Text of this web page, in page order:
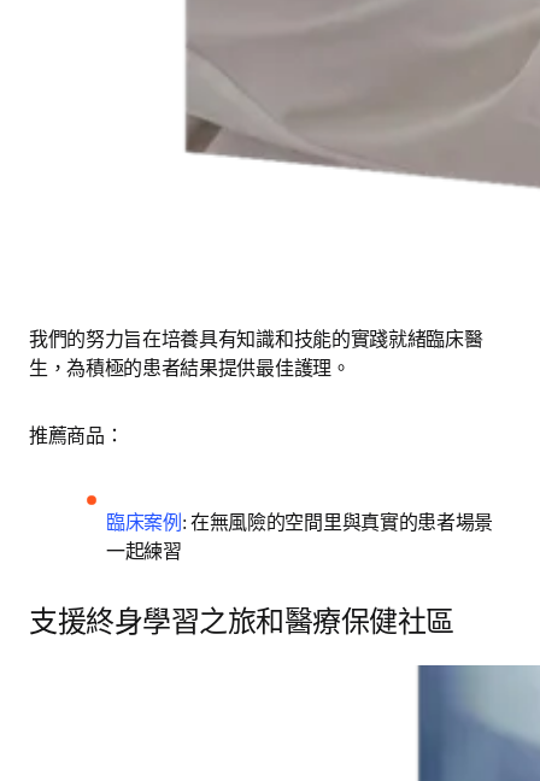
我們的努力旨在培養具有知識和技能的實踐就緒臨床醫
生，為積極的患者結果提供最佳護理。
推薦商品：
臨床案例 : 在無風險的空間里與真實的患者場景
一起練習
支援終身學習之旅和醫療保健社區